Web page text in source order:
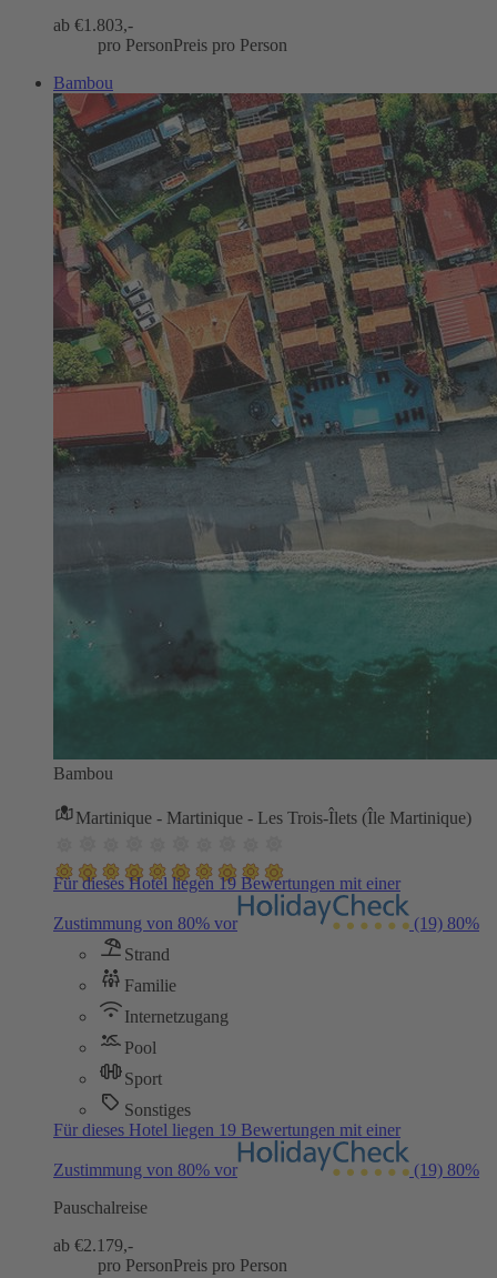
ab €1.803,-
pro PersonPreis pro Person
Bambou
Bambou
Martinique - Martinique - Les Trois-Îlets (Île Martinique)
Für dieses Hotel liegen 19 Bewertungen mit einer
Zustimmung von 80% vor (19) 80%
Strand
Familie
Internetzugang
Pool
Sport
Sonstiges
Für dieses Hotel liegen 19 Bewertungen mit einer
Zustimmung von 80% vor (19) 80%
Pauschalreise
ab €2.179,-
pro PersonPreis pro Person